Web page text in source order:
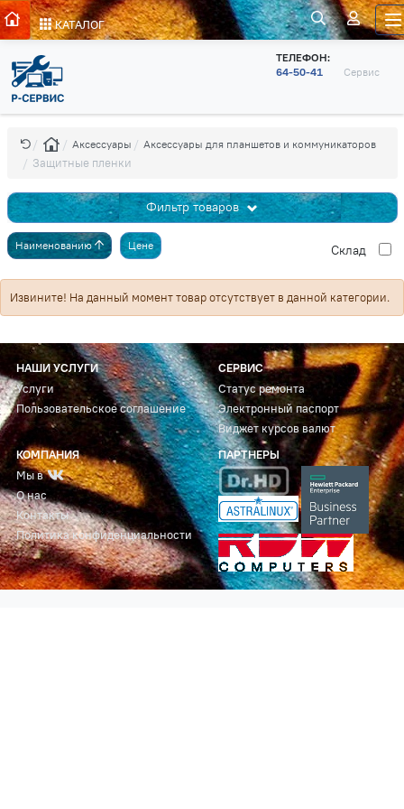
КАТАЛОГ
ТЕЛЕФОН:
64-50-41
Сервис
Аксессуары Аксессуары для планшетов и коммуникаторов
Защитные пленки
Фильтр товаров
Наименованию Цене Cклад
Извините! На данный момент товар отсутствует в данной категории.
НАШИ УСЛУГИ
Услуги
Пользовательское соглашение
СЕРВИС
Статус ремонта
Электронный паспорт
Виджет курсов валют
КОМПАНИЯ
Мы в
О нас
Контакты
Политика конфиденциальности
ПАРТНЕРЫ